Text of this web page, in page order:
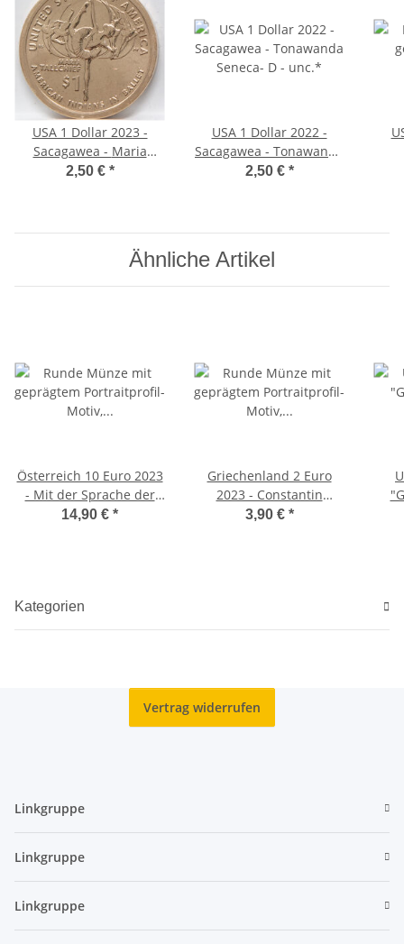
USA 1 Dollar 2023 -
Sacagawea - Maria
Tallchief - Ballerina - P -
2,50 € *
USA 1 Dollar 2022 -
Sacagawea - Tonawanda
Seneca- D - unc.*
2,50 € *
Ähnliche Artikel
Österreich 10 Euro 2023
- Mit der Sprache der
Blumen #4 -
14,90 € *
Griechenland 2 Euro
2023 - Constantin
Carathéodory - unc.
3,90 € *
Kategorien
Vertrag widerrufen
Linkgruppe
Linkgruppe
Linkgruppe